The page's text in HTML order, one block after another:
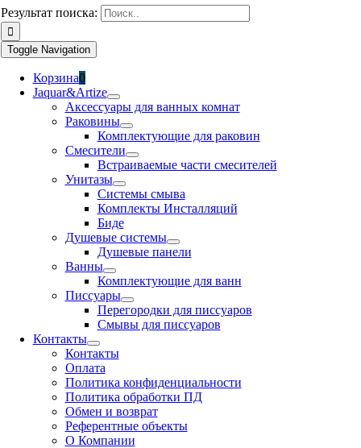
Результат поиска:
Toggle Navigation
Корзина0
Jaquar&Artize
Аксессуары для ванных комнат
Раковины
Комплектующие для раковин
Смесители
Встраиваемые части смесителей
Унитазы
Системы смыва
Комплекты Инсталляций
Биде
Душевые системы
Душевые панели
Ванны
Комплектующие для ванн
Писсуары
Перегородки для писсуаров
Смывы для писсуаров
Контакты
Контакты
Оплата
Политика конфиденциальности
Политика обработки ПД
Обмен и возврат
Референтные объекты
О Компании